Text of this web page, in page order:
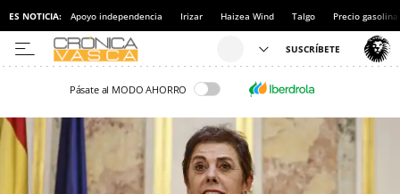
ES NOTICIA: Apoyo independencia Irizar Haizea Wind Talgo Precio gasolina
Pásate al MODO AHORRO